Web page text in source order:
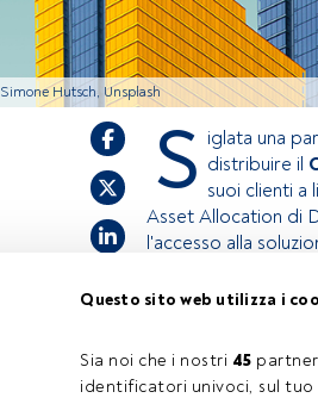
Questo sito web utilizza i
Sia noi che i nostri 45
identificatori univoci, sul tuo
Simone Hutsch, Unsplash
S iglata una
distribuire il
suoi clienti a
Asset Allocation di
l'accesso alla
accedi tramite il
registrarti per